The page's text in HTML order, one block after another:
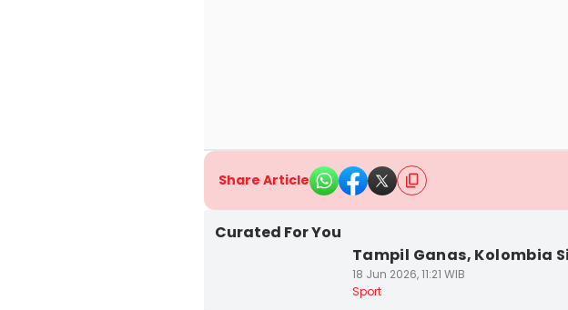
Share Article
Curated For You
Tampil Ganas, Kolombia
18 Jun 2026, 11:21 WIB
Sport